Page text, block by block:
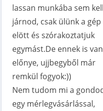
lassan munkába sem kell
járnod, csak ülünk a gép
elött és szórakoztatjuk
egymást.De ennek is van
előnye, ujjbegyből már
remkül fogyok:))
Nem tudom mi a
egy mérlegvásárlással,